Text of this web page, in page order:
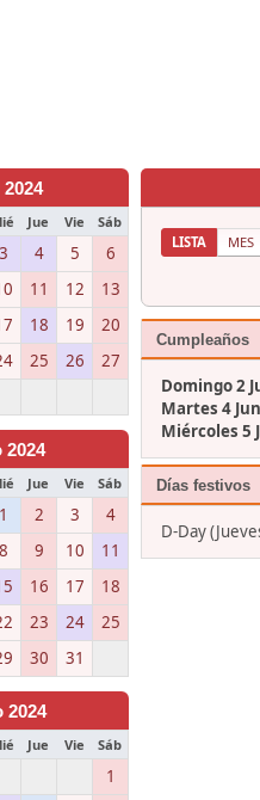
Jue Vie Sáb
3 4 5
6
11 12
13
18 19
20
25 26
27
2024
Jue Vie Sáb
1 2 3
4
8 9 10
11
16 17
18
23 24
25
30 31
2024
Jue Vie Sáb
1
LISTA MES
Cumpleaños
Domingo 2
Martes 4
Miércoles 5
Días festivos
D-Day